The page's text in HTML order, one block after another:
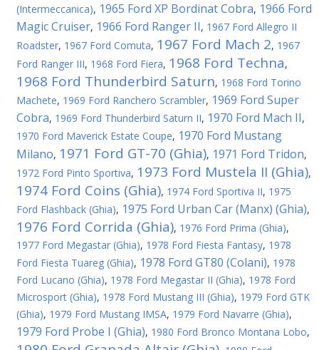
(Intermeccanica), 1965 Ford XP Bordinat Cobra, 1966 Ford
Magic Cruiser, 1966 Ford Ranger II, 1967 Ford Allegro II
Roadster, 1967 Ford Comuta, 1967 Ford Mach 2, 1967
Ford Ranger III, 1968 Ford Fiera, 1968 Ford Techna,
1968 Ford Thunderbird Saturn, 1968 Ford Torino
Machete, 1969 Ford Ranchero Scrambler, 1969 Ford Super
Cobra, 1969 Ford Thunderbird Saturn II, 1970 Ford Mach II,
1970 Ford Maverick Estate Coupe, 1970 Ford Mustang
Milano, 1971 Ford GT-70 (Ghia), 1971 Ford Tridon,
1972 Ford Pinto Sportiva, 1973 Ford Mustela II (Ghia),
1974 Ford Coins (Ghia), 1974 Ford Sportiva II, 1975
Ford Flashback (Ghia), 1975 Ford Urban Car (Manx) (Ghia),
1976 Ford Corrida (Ghia), 1976 Ford Prima (Ghia),
1977 Ford Megastar (Ghia), 1978 Ford Fiesta Fantasy, 1978
Ford Fiesta Tuareg (Ghia), 1978 Ford GT80 (Colani), 1978
Ford Lucano (Ghia), 1978 Ford Megastar II (Ghia), 1978 Ford
Microsport (Ghia), 1978 Ford Mustang III (Ghia), 1979 Ford GTK
(Ghia), 1979 Ford Mustang IMSA, 1979 Ford Navarre (Ghia),
1979 Ford Probe I (Ghia), 1980 Ford Bronco Montana Lobo,